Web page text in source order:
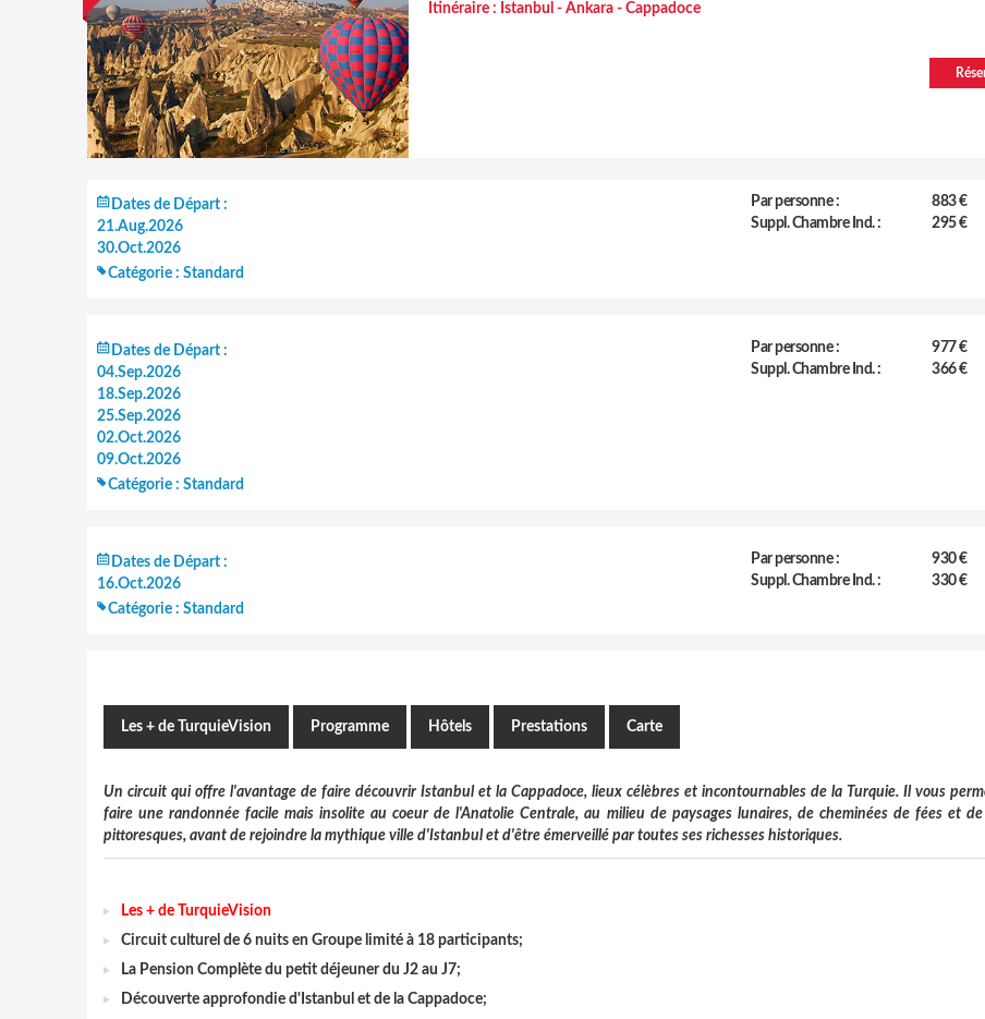
Itinéraire : Istanbul - Ankara - Cappadoce
Dates de Départ :
21.Aug.2026
30.Oct.2026
Catégorie : Standard
Par personne :
883 €
Suppl. Chambre Ind. :
295 €
Dates de Départ :
04.Sep.2026
18.Sep.2026
25.Sep.2026
02.Oct.2026
09.Oct.2026
Catégorie : Standard
Par personne :
977 €
Suppl. Chambre Ind. :
366 €
Dates de Départ :
16.Oct.2026
Catégorie : Standard
Par personne :
930 €
Suppl. Chambre Ind. :
330 €
Les + de TurquieVision Programme Hôtels Prestations Carte
Un circuit qui offre l'avantage de faire découvrir Istanbul et la Cappadoce, lieux célèbres et incontournables de la Turquie. Il vous
faire une randonnée facile mais insolite au coeur de l'Anatolie Centrale, au milieu de paysages lunaires, de cheminées de fées et de
pittoresques, avant de rejoindre la mythique ville d'Istanbul et d'être émerveillé par toutes ses richesses historiques.
Les + de TurquieVision
Circuit culturel de 6 nuits en Groupe limité à 18 participants;
La Pension Complète du petit déjeuner du J2 au J7;
Découverte approfondie d'Istanbul et de la Cappadoce;